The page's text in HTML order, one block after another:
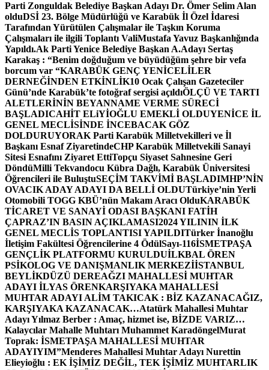
Parti Zonguldak Belediye Başkan Adayı Dr. Ömer Selim Alan
olduDSİ 23. Bölge Müdürlüğü ve Karabük İl Özel İdaresi
Tarafından Yürütülen Çalışmalar ile Taşkın Koruma
Çalışmaları ile ilgili Toplantı ValiMustafa Yavuz Başkanlığında
Yapıldı.Ak Parti Yenice Belediye Başkan A.Adayı Sertaş
Karakaş : “Benim doğduğum ve büyüdüğüm şehre bir vefa
borcum var “KARABÜK GENÇ YENİCELİLER
DERNEĞİNDEN ETKİNLİK10 Ocak Çalışan Gazeteciler
Günü’nde Karabük’te fotoğraf sergisi açıldıÖLÇÜ VE TARTI
ALETLERİNİN BEYANNAME VERME SÜRECİ
BAŞLADICAHİT ELiYİOĞLU EMEKLİ OLDUYENİCE İL
GENEL MECLİSİNDE İNCEBACAK GÖZ
DOLDURUYORAK Parti Karabük Milletvekilleri ve İl
Başkanı Esnaf ZiyaretindeCHP Karabük Milletvekili Sanayi
Sitesi Esnafını Ziyaret EttiTopçu Siyaset Sahnesine Geri
DöndüMilli Tekvandocu Kübra Dağlı, Karabük Üniversitesi
Öğrencileri ile BuluştuSEÇİM TAKVİMİ BAŞLADIMHP’NİN
OVACIK ADAY ADAYI DA BELLİ OLDUTürkiye’nin Yerli
Otomobili TOGG KBÜ’nün Makam Aracı OlduKARABÜK
TİCARET VE SANAYİ ODASI BAŞKANI FATİH
ÇAPRAZ’IN BASIN AÇIKLAMASI2024 YILININ İLK
GENEL MECLİS TOPLANTISI YAPILDITürker İnanoğlu
İletişim Fakültesi Öğrencilerine 4 ÖdülSayı-116İSMETPAŞA
GENÇLİK PLATFORMU KURULDUİLKBAL ÖREN
PSİKOLOG VE DANIŞMANLIK MERKEZİİSTANBUL
BEYLİKDÜZÜ DEREAĞZI MAHALLESİ MUHTAR
ADAYI İLYAS ÖRENKARŞIYAKA MAHALLESİ
MUHTAR ADAYI ALİM TAKICAK : BİZ KAZANACAĞIZ,
KARŞIYAKA KAZANACAK…Atatürk Mahallesi Muhtar
Adayı Yılmaz Berber : Amaç, hizmet ise, BİZDE VARIZ…
Kalaycılar Mahalle Muhtarı Muhammet KaradöngelMurat
Toprak: İSMETPAŞA MAHALLESİ MUHTAR
ADAYIYIM”Menderes Mahallesi Muhtar Adayı Nurettin
Elieyioğlu : EK İŞİMİZ DEĞİL, TEK İŞİMİZ MUHTARLIK